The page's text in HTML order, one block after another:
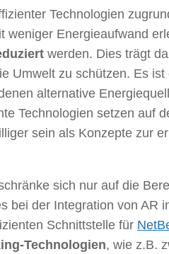
Technologien
weniger Energieaufwand
werden. Dies trägt
Umwelt zu schützen. Es ist
alternative
Technologien setzen auf
sein als Konzepte zur
sich nur auf die
bei der Integration von AR
Schnittstelle für
Technologien, wie z.B.